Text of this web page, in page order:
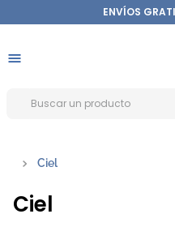
ENVÍOS
Ciel
Ciel